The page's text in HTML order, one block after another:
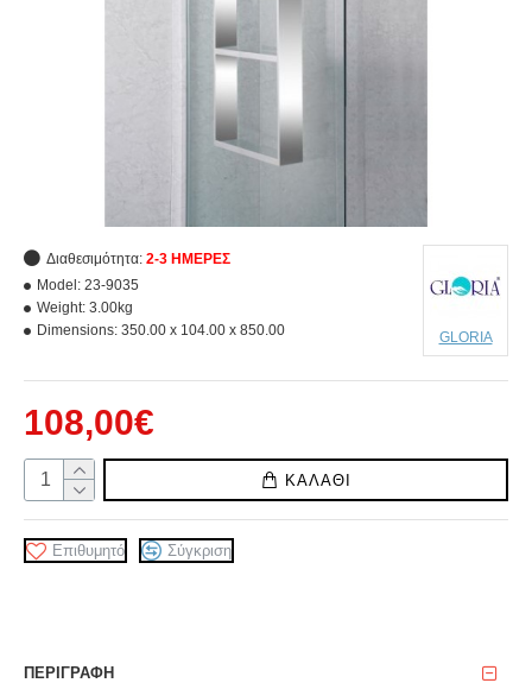
108,00€
Διαθεσιμότητα: 2-3 ΗΜΈΡΕΣ
Model: 23-9035
Weight: 3.00kg
Dimensions: 350.00 x 104.00 x 850.00 GLORIA
ΚΑΛΆΘΙ
Επιθυμητό Σύγκριση
ΠΕΡΙΓΡΑΦΉ